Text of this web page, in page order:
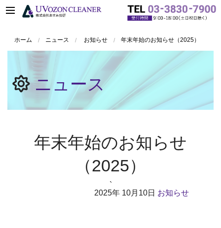
ホーム ニュース お知らせ 年末年始のお知らせ（2025）
ニュース
年末年始のお知らせ
（2025）
`
2025年 10月10日 お知らせ